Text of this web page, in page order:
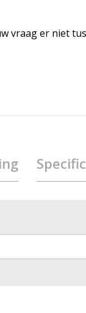
vraag er niet